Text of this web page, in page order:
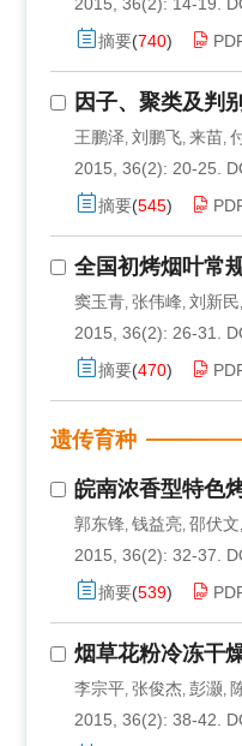
摘要(740)
因子、聚类及判
王鹏泽, 刘鹏飞, 来苗,
2015, 36(2): 20-25.
摘要(545)
全国初烤烟叶常
窦玉青, 张伟峰, 刘新民,
2015, 36(2): 26-31.
摘要(470)
遗传育种
皖南浓香型特色
郭东锋, 钱益亮, 邵伏文,
2015, 36(2): 32-37.
摘要(539)
烟草花粉冷冻干
李宗平, 张俊杰, 彭灏,
2015, 36(2): 38-42.